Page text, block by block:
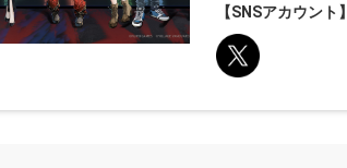
【SNSアカウント】